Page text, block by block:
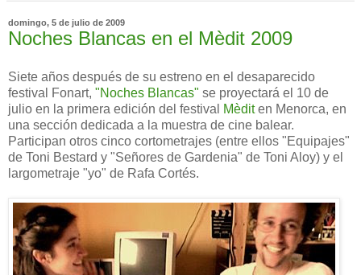
domingo, 5 de julio de 2009
Noches Blancas en el Mèdit 2009
Siete años después de su estreno en el desaparecido
festival Fonart, "Noches Blancas" se proyectará el 10 de
julio en la primera edición del festival
Mèditen Menorca, en
una sección dedicada a la muestra de cine balear.
Participan otros cinco cortometrajes (entre ellos "Equipajes"
de Toni Bestard y "Señores de Gardenia" de Toni Aloy) y el
largometraje "yo" de Rafa Cortés.